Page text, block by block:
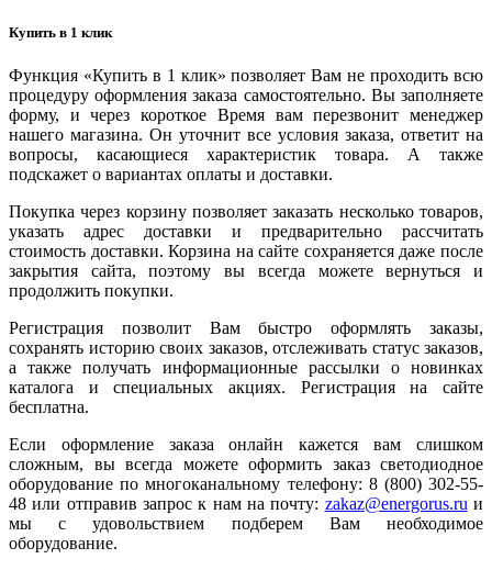
Купить в 1 клик
Функция «Купить в 1 клик» позволяет Вам не проходить всю
процедуру оформления заказа самостоятельно. Вы заполняете
форму, и через короткое Время вам перезвонит менеджер
нашего магазина. Он уточнит все условия заказа, ответит на
вопросы, касающиеся характеристик товара. А также
подскажет о вариантах оплаты и доставки.
Покупка через корзину позволяет заказать несколько товаров,
указать адрес доставки и предварительно рассчитать
стоимость доставки. Корзина на сайте сохраняется даже после
закрытия сайта, поэтому вы всегда можете вернуться и
продолжить покупки.
Регистрация позволит Вам быстро оформлять заказы,
сохранять историю своих заказов, отслеживать статус заказов,
а также получать информационные рассылки о новинках
каталога и специальных акциях. Регистрация на сайте
бесплатна.
Если оформление заказа онлайн кажется вам слишком
сложным, вы всегда можете оформить заказ светодиодное
оборудование по многоканальному телефону: 8 (800) 302-55-
48 или отправив запрос к нам на почту: zakaz@energorus.ru и
мы с удовольствием подберем Вам необходимое
оборудование.